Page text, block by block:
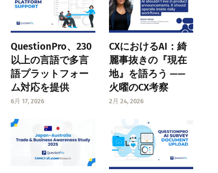
QuestionPro、230
以上の言語で多言
語プラットフォー
ム対応を提供
6月 17, 2026
CXにおけるAI：綺
麗事抜きの『現在
地』を語ろう ——
火曜のCX考察
2月 24, 2026